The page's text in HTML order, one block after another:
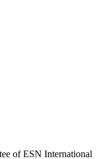
of ESN International